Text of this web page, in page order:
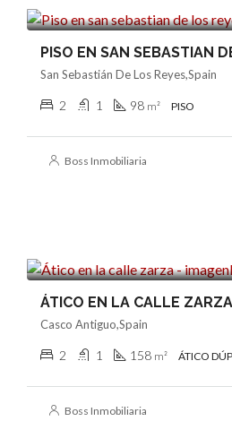
PISO EN SAN SEBASTIAN
San Sebastián De Los Reyes,Spain
2 1 98 m² PISO
Boss Inmobiliaria
ÁTICO EN LA CALLE ZARZA
Casco Antiguo,Spain
2 1 158 m² ÁTICO
Boss Inmobiliaria